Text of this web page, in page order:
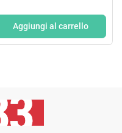
Aggiungi al carrello